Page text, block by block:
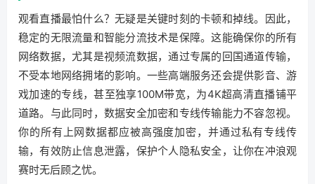
观看直播最怕什么？无疑是关键时刻的卡顿和掉线。因此，
稳定的无限流量和智能分流技术是保障。这能确保你的所有
网络数据，尤其是视频流数据，通过专属的回国通道传输，
不受本地网络拥堵的影响。一些高端服务还会提供影音、游
戏加速的专线，甚至独享100M带宽，为4K超高清直播铺平
道路。与此同时，数据安全加密和专线传输能力不容忽视。
你的所有上网数据都应被高强度加密，并通过私有专线传
输，有效防止信息泄露，保护个人隐私安全，让你在冲浪观
赛时无后顾之忧。